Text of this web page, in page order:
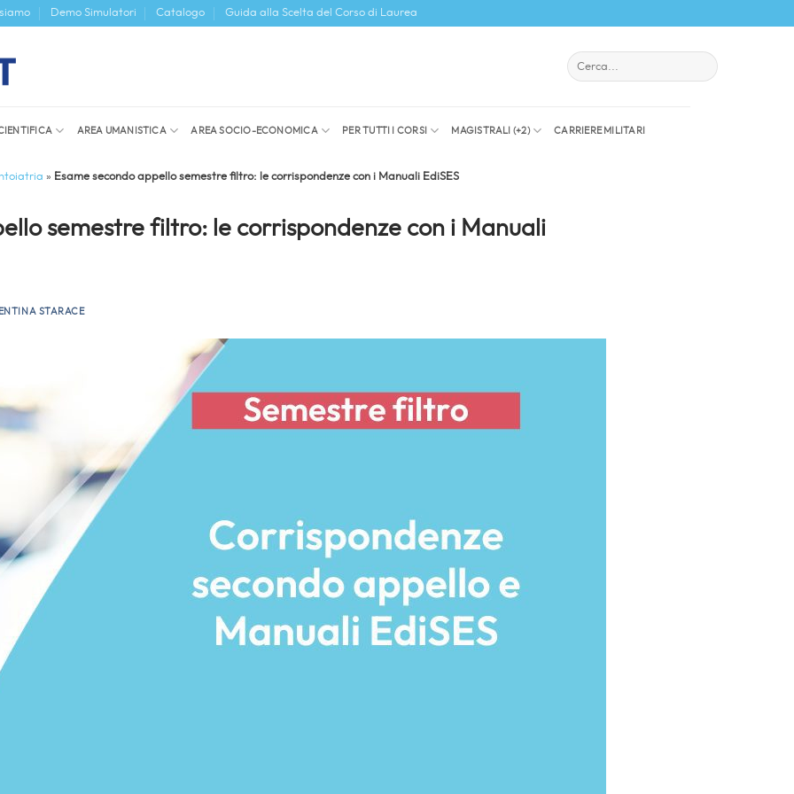
Demo Simulatori Catalogo Guida alla Scelta del Corso di Laurea
AREA UMANISTICA AREA SOCIO-ECONOMICA PER TUTTI I CORSI MAGISTRALI (+2) CARRIERE MILITARI
» Esame secondo appello semestre filtro: le corrispondenze con i Manuali EdiSES
semestre filtro: le corrispondenze con i Manuali
STARACE